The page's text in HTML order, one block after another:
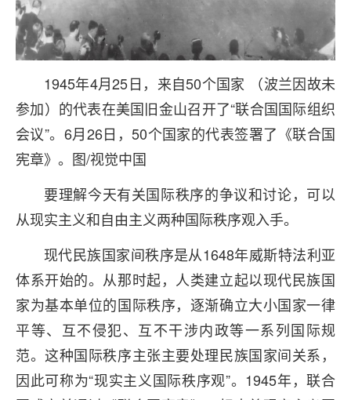
1945年4月25日，来自50个国家 （波兰因故未
参加）的代表在美国旧金山召开了“联合国国际组织
会议”。6月26日，50个国家的代表签署了《联合国
宪章》。图/视觉中国
要理解今天有关国际秩序的争议和讨论，可以
从现实主义和自由主义两种国际秩序观入手。
现代民族国家间秩序是从1648年威斯特法利亚
体系开始的。从那时起，人类建立起以现代民族国
家为基本单位的国际秩序，逐渐确立大小国家一律
平等、互不侵犯、互不干涉内政等一系列国际规
范。这种国际秩序主张主要处理民族国家间关系，
因此可称为“现实主义国际秩序观”。1945年，联合